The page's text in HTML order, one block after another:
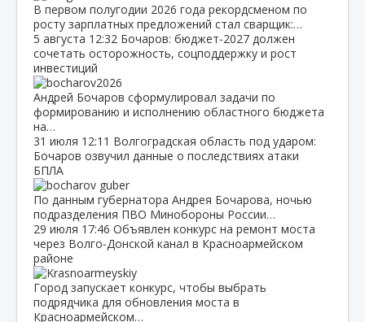
В первом полугодии 2026 года рекордсменом по
росту зарплатных предложений стал сварщик:…
5 августа 12:32 Бочаров: бюджет‑2027 должен
сочетать осторожность, соцподдержку и рост
инвестиций
Андрей Бочаров сформулировал задачи по
формированию и исполнению областного бюджета
на…
31 июля 12:11 Волгоградская область под ударом:
Бочаров озвучил данные о последствиях атаки
БПЛА
По данным губернатора Андрея Бочарова, ночью
подразделения ПВО Минобороны России…
29 июля 17:46 Объявлен конкурс на ремонт моста
через Волго‑Донской канал в Красноармейском
районе
Город запускает конкурс, чтобы выбрать
подрядчика для обновления моста в
Красноармейском…